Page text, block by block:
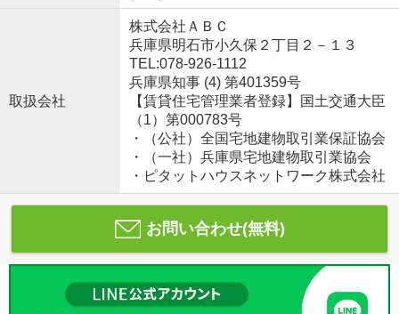
取扱会社
株式会社ＡＢＣ
兵庫県明石市小久保２丁目２－１３
TEL:078-926-1112
兵庫県知事 (4) 第401359号
【賃貸住宅管理業者登録】国土交通大臣
（1）第000783号
・（公社）全国宅地建物取引業保証協会
・（一社）兵庫県宅地建物取引業協会
・ピタットハウスネットワーク株式会社
お問い合わせ(無料)